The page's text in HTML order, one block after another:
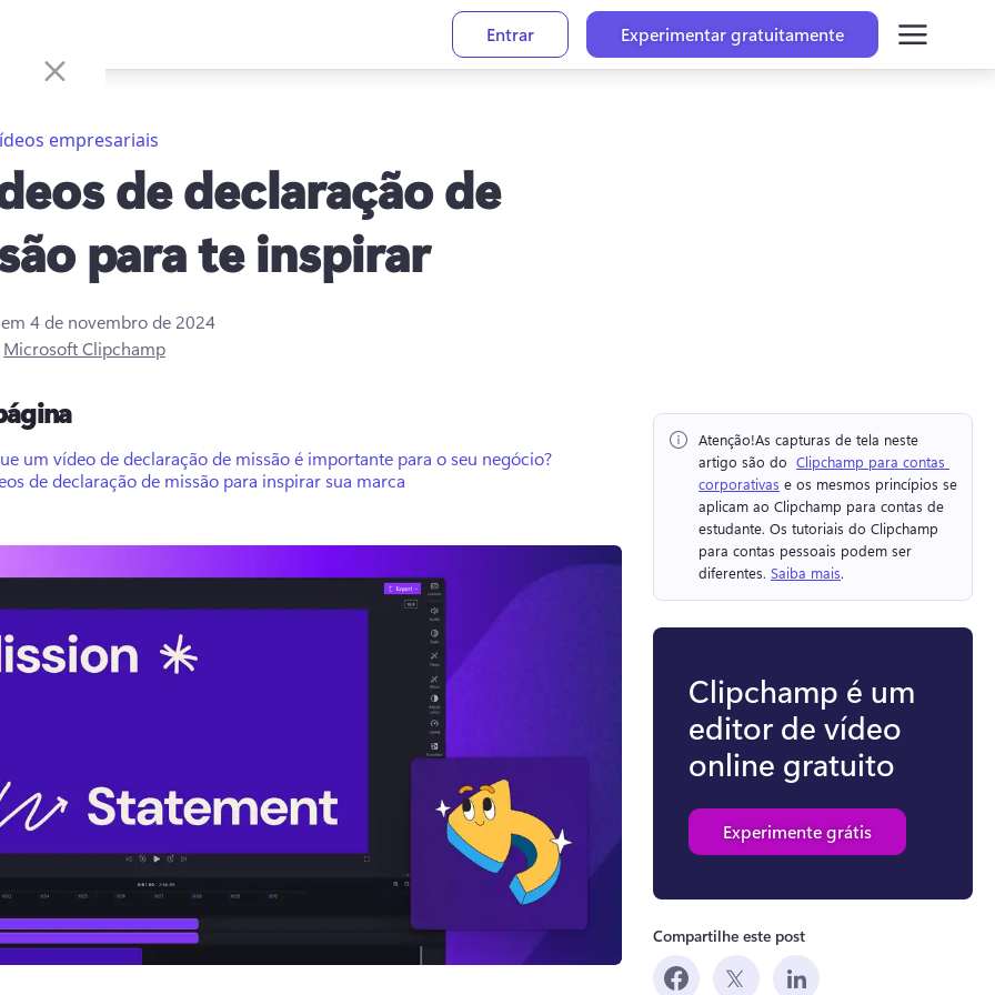
Entrar Experimentar gratuitamente
empresariais
de declaração de
para te inspirar
4 de novembro de 2024
Microsoft Clipchamp
um vídeo de declaração de missão é importante para o seu negócio?
de declaração de missão para inspirar sua marca
Atenção!As capturas de tela neste
artigo são do ⁠ Clipchamp para contas
corporativas e os mesmos princípios se
aplicam ao Clipchamp para contas de
estudante. Os tutoriais do Clipchamp
para contas pessoais podem ser
diferentes. Saiba mais.
Clipchamp é um
editor de vídeo
online gratuito
Experimente grátis
Compartilhe este post